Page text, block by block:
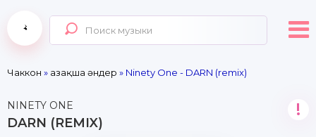
Чаккон » Қазақша әндер » Ninety One - DARN (remix)
NINETY ONE
DARN (REMIX)
!